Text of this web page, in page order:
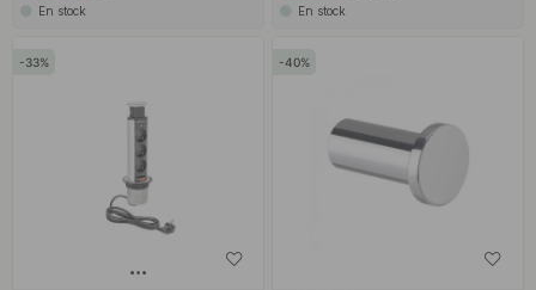
En stock En stock
33 40